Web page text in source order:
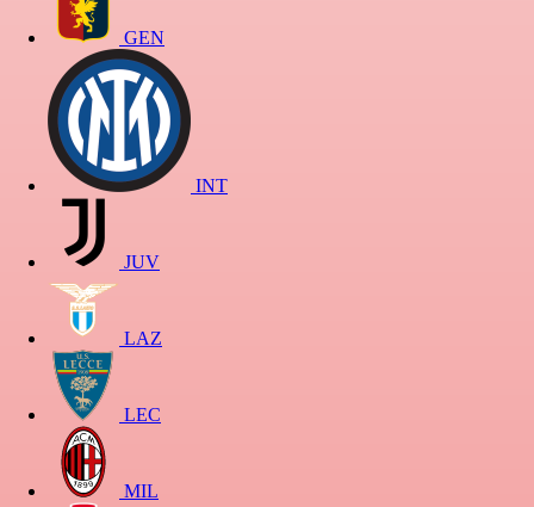
GEN
INT
JUV
LAZ
LEC
MIL